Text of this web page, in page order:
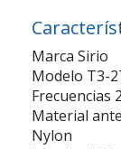
Marca Sirio
Modelo T3-
Frecuencias
Material
Nylon